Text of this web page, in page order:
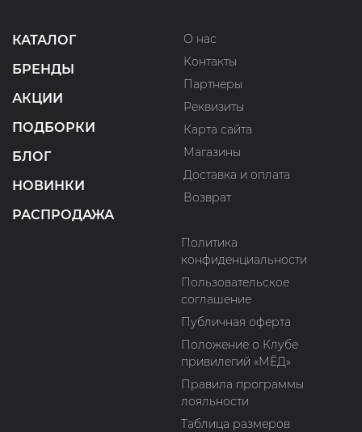
КАТАЛОГ
БРЕНДЫ
АКЦИИ
ПОДБОРКИ
БЛОГ
НОВИНКИ
РАСПРОДАЖА
О нас
Контакты
Партнеры
Реквизиты
Карта сайта
Магазины
Доставка и оплата
Возврат
Политика
конфиденциальности
Пользовательское
соглашение
Публичная оферта
Положение о Клубе
привилегий «МЁД»
Правила программы
лояльности
Таблица размеров